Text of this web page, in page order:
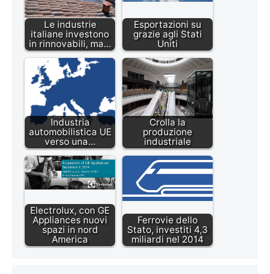
Le industrie
italiane investono
in rinnovabili, ma…
Esportazioni su
grazie agli Stati
Uniti
Industria
automobilistica UE
verso una…
Crolla la
produzione
industriale
Electrolux, con GE
Appliances nuovi
spazi in nord
America
Ferrovie dello
Stato, investiti 4,3
miliardi nel 2014